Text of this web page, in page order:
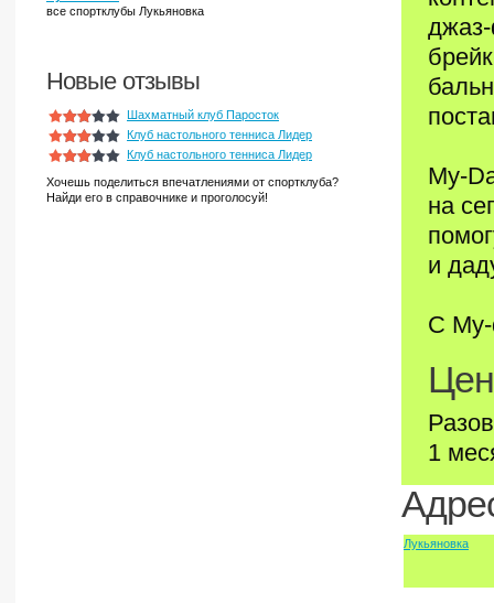
все спортклубы Лукьяновка
Новые отзывы
Шахматный клуб Паросток
Клуб настольного тенниса Лидер
Клуб настольного тенниса Лидер
Хочешь поделиться впечатлениями от спортклуба?
Найди его в справочнике и проголосуй!
My-
на
и
С
1
Лукьяновка